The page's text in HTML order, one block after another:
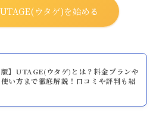
ウタゲ)を始める
版】UTAGE(ウタゲ)とは？料金プランや
い方まで徹底解説！口コミや評判も紹